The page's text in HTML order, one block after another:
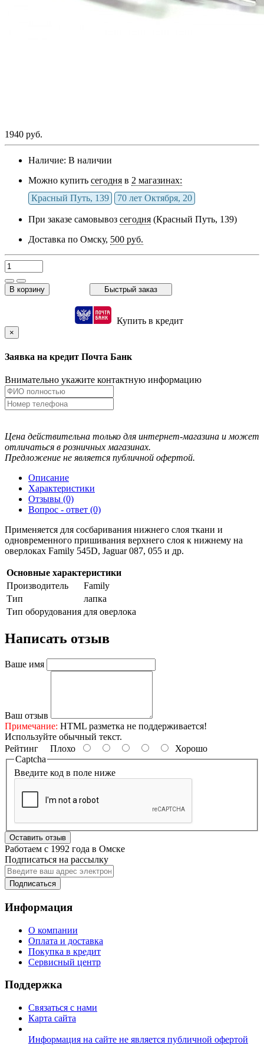
1940 руб.
Наличие: В наличии
Можно купить сегодня в 2 магазинах:
Красный Путь, 139
70 лет Октября, 20
При заказе самовывоз сегодня (Красный Путь, 139)
Доставка по Омску, 500 руб.
В корзину Быстрый заказ
Купить в кредит
×
Заявка на кредит Почта Банк
Внимательно укажите контактную информацию
Цена действительна только для интернет-магазина и может
отличаться в розничных магазинах.
Предложение не является публичной офертой.
Описание
Характеристики
Отзывы (0)
Вопрос - ответ (0)
Применяется для сосбаривания нижнего слоя ткани и
одновременного пришивания верхнего слоя к нижнему на
оверлоках Family 545D, Jaguar 087, 055 и др.
Основные характеристики
Производитель
Family
Тип
лапка
Тип оборудования для оверлока
Написать отзыв
Ваше имя
Ваш отзыв
Примечание: HTML разметка не поддерживается!
Используйте обычный текст.
Рейтинг Плохо
Хорошо
Captcha
Введите код в поле ниже
Оставить отзыв
Работаем с 1992 года в Омске
Подписаться на рассылку
Подписаться
Информация
О компании
Оплата и доставка
Покупка в кредит
Сервисный центр
Поддержка
Связаться с нами
Карта сайта
Информация на сайте не является публичной офертой